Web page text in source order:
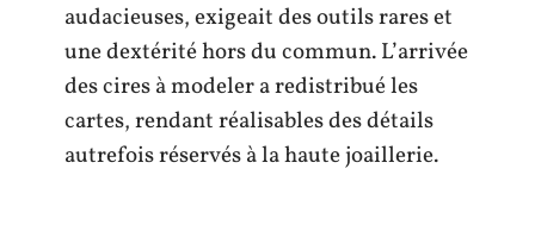
audacieuses, exigeait des outils rares et
une dextérité hors du commun. L’arrivée
des cires à modeler a redistribué les
cartes, rendant réalisables des détails
autrefois réservés à la haute joaillerie.